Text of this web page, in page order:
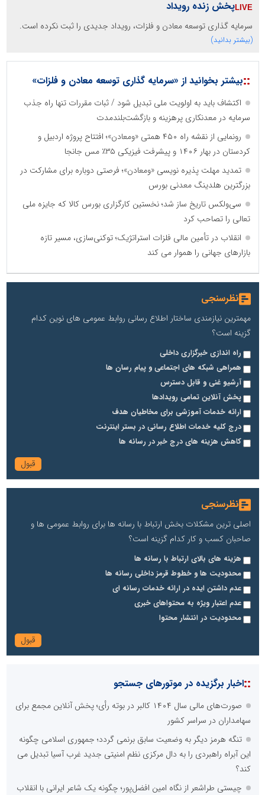
پخش زنده رویداد
سرمایه گذاری توسعه معادن و فلزات، رویداد جدیدی را ثبت نکرده است.
(بیشتر بدانید)
::بیشتر بخوانید از «سرمایه گذاری توسعه معادن و فلزات»
اکتشاف باید به اولویت ملی تبدیل شود / ثبات مقررات تنها راه جذب
سرمایه در معدنکاری پرهزینه و بازگشت‌بلندمدت
رونمایی از نقشه راه ۴۵۰ همتی «ومعادن»؛ افتتاح پروژه اردبیل و
کردستان در بهار ۱۴۰۶ و پیشرفت فیزیکی ۳۵٪ مس جانجا
تمدید مهلت پذیره نویسی «ومعادن»؛ فرصتی دوباره برای مشارکت در
بزرگترین هلدینگ معدنی بورس
سی‌ولکس تاریخ ساز شد؛ نخستین کارگزاری بورس کالا که جایزه ملی
تعالی را تصاحب کرد
انقلاب در تأمین مالی فلزات استراتژیک؛ توکنی‌سازی، مسیر تازه
بازارهای جهانی را هموار می کند
نظرسنجی
مهمترین نیازمندی ساختار اطلاع رسانی روابط عمومی های نوین کدام
گزینه است؟
راه اندازی خبرگزاری داخلی
همراهی شبکه های اجتماعی و پیام رسان ها
آرشیو غنی و قابل دسترس
پخش آنلاین تمامی رویدادها
ارائه خدمات آموزشی برای مخاطیان هدف
درج کلیه خدمات اطلاع رسانی در بستر اینترنت
کاهش هزینه های درج خبر در رسانه ها
نظرسنجی
اصلی ترین مشکلات بخش ارتباط با رسانه ها برای روابط عمومی ها و
صاحبان کسب و کار کدام گزینه است؟
هزینه های بالای ارتباط با رسانه ها
محدودیت ها و خطوط قرمز داخلی رسانه ها
عدم داشتن ایده در ارائه خدمات رسانه ای
عدم اعتبار ویژه به محتواهای خبری
محدودیت در انتشار محتوا
::اخبار برگزیده در موتورهای جستجو
صورت‌های مالی سال ۱۴۰۴ کالبر در بوته رأی؛ پخش آنلاین مجمع برای
سهامداران در سراسر کشور
تنگه هرمز دیگر به وضعیت سابق برنمی گردد؛ جمهوری اسلامی چگونه
این آبراه راهبردی را به دال مرکزی نظم امنیتی جدید غرب آسیا تبدیل می
کند؟
چیستی طراشعر از نگاه امین افضل‌پور؛ چگونه یک شاعر ایرانی با انقلاب